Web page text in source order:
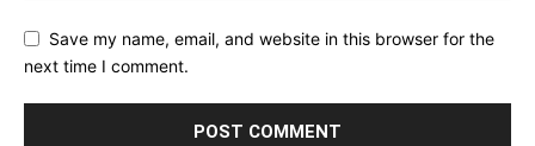
Save my name, email, and website in this browser for the
next time I comment.